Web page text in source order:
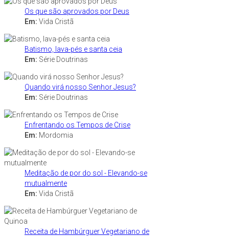
Os que são aprovados por Deus
Em: Vida Cristã
Batismo, lava-pés e santa ceia
Em: Série Doutrinas
Quando virá nosso Senhor Jesus?
Em: Série Doutrinas
Enfrentando os Tempos de Crise
Em: Mordomia
Meditação de por do sol - Elevando-se
mutualmente
Em: Vida Cristã
Receita de Hambúrguer Vegetariano de